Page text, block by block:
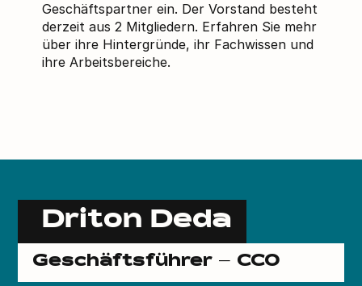
Geschäftspartner ein. Der Vorstand besteht
derzeit aus2 Mitgliedern. Erfahren Sie mehr
über ihre Hintergründe, ihr Fachwissen und
ihre Arbeitsbereiche.
Driton Deda
Geschäftsführer – CCO